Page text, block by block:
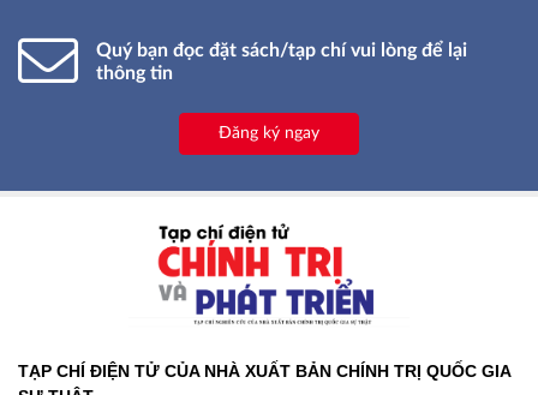
Quý bạn đọc đặt sách/tạp chí vui lòng để lại
thông tin
Đăng ký ngay
TẠP CHÍ ĐIỆN TỬ CỦA NHÀ XUẤT BẢN CHÍNH TRỊ QUỐC GIA